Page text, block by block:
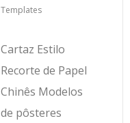
Templates
Cartaz Estilo
Recorte de Papel
Chinês Modelos
de pôsteres